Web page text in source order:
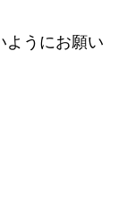
ようにお願い